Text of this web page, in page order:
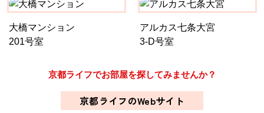
大橋マンション
201号室
アルカス七条大宮
3-D号室
京都ライフでお部屋を探してみませんか？
京都ライフのWebサイト